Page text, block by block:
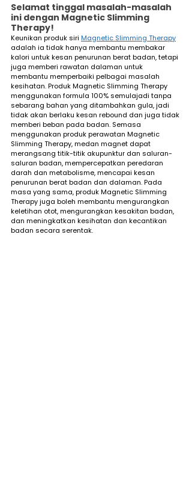
Selamat tinggal masalah-masalah
ini dengan Magnetic Slimming
Therapy!
Keunikan produk siri Magnetic Slimming Therapy
adalah ia tidak hanya membantu membakar
kalori untuk kesan penurunan berat badan, tetapi
juga memberi rawatan dalaman untuk
membantu memperbaiki pelbagai masalah
kesihatan. Produk Magnetic Slimming Therapy
menggunakan formula 100% semulajadi tanpa
sebarang bahan yang ditambahkan gula, jadi
tidak akan berlaku kesan rebound dan juga tidak
memberi beban pada badan. Semasa
menggunakan produk perawatan Magnetic
Slimming Therapy, medan magnet dapat
merangsang titik-titik akupunktur dan saluran-
saluran badan, mempercepatkan peredaran
darah dan metabolisme, mencapai kesan
penurunan berat badan dan dalaman. Pada
masa yang sama, produk Magnetic Slimming
Therapy juga boleh membantu mengurangkan
keletihan otot, mengurangkan kesakitan badan,
dan meningkatkan kesihatan dan kecantikan
badan secara serentak.